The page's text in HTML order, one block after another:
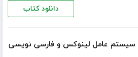
دانلود کتاب
سیستم عامل لینوکس و فارسی نویسی